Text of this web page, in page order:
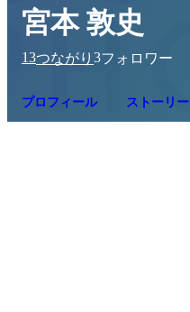
宮本 敦史
13つながり 3フォロワー
プロフィール ストーリー